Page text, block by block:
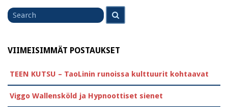
Search
for
VIIMEISIMMÄT POSTAUKSET
TEEN KUTSU – TaoLinin runoissa kulttuurit kohtaavat
Viggo Wallensköld ja Hypnoottiset sienet